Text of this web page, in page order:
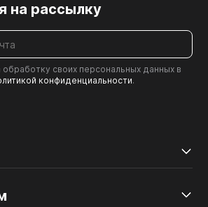
на рассылку
своих персональных данных в
конфиденциальности.